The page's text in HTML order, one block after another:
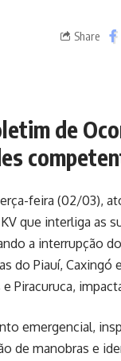
Share
de
feira (02/03),
que interliga as
a interrupção
do Piauí, Caxingó
Piracuruca,
emergencial,
de manobras e